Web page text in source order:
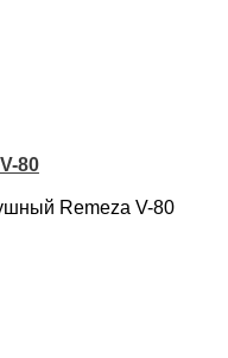
80
Remeza V-80